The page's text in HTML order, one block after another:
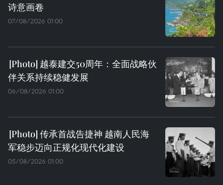
诗意画卷
07/08/2026 01:00
越泰建交50周年：全面战略伙
伴关系持续稳健发展
06/08/2026 01:00
传承首战告捷神 越南人民海
军稳步迈向正规化现代化建设
05/08/2026 01:00